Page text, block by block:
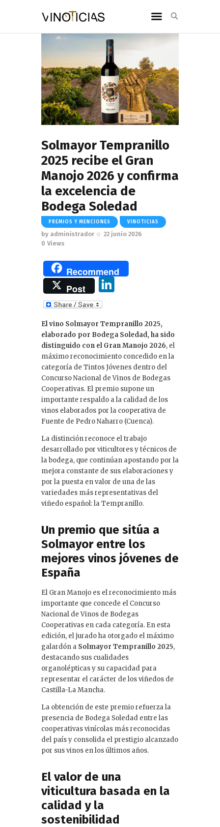
Solmayor Tempranillo
2025 recibe el Gran
Manojo 2026 y confirma
la excelencia de
Bodega Soledad
PREMIOS Y MENCIONES VINOTICIAS
by administrador
22 junio 2026
0 Views
Recommend
Post
e
dI
n
El vino Solmayor Tempranillo 2025,
elaborado por Bodega Soledad, ha sido
distinguido con el Gran Manojo 2026, el
máximo reconocimiento concedido en la
categoría de Tintos Jóvenes dentro del
Concurso Nacional de Vinos de Bodegas
Cooperativas. El premio supone un
importante respaldo a la calidad de los
vinos elaborados por la cooperativa de
Fuente de Pedro Naharro (Cuenca).
La distinción reconoce el trabajo
desarrollado por viticultores y técnicos de
la bodega, que continúan apostando por la
mejora constante de sus elaboraciones y
por la puesta en valor de una de las
variedades más representativas del
viñedo español: la Tempranillo.
Un premio que sitúa a
Solmayor entre los
mejores vinos jóvenes de
España
El Gran Manojo es el reconocimiento más
importante que concede el Concurso
Nacional de Vinos de Bodegas
Cooperativas en cada categoría. En esta
edición, el jurado ha otorgado el máximo
galardón a Solmayor Tempranillo 2025,
destacando sus cualidades
organolépticas y su capacidad para
representar el carácter de los viñedos de
Castilla-La Mancha.
La obtención de este premio refuerza la
presencia de Bodega Soledad entre las
cooperativas vinícolas más reconocidas
del país y consolida el prestigio alcanzado
por sus vinos en los últimos años.
El valor de una
viticultura basada en la
calidad y la
sostenibilidad